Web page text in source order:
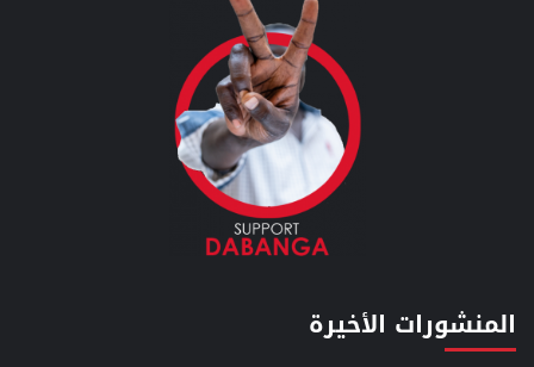
المنشورات الأخيرة